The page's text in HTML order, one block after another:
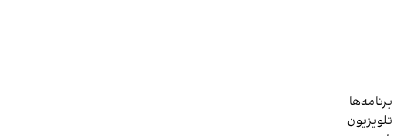
برنامه‌ها
تلویزیون